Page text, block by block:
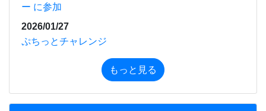
ー に参加
2026/01/27
ぷちっとチャレンジ
もっと見る